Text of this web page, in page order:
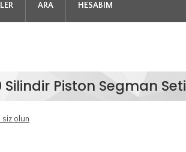
ARA HESABIM
Piston Segman Seti
siz olun